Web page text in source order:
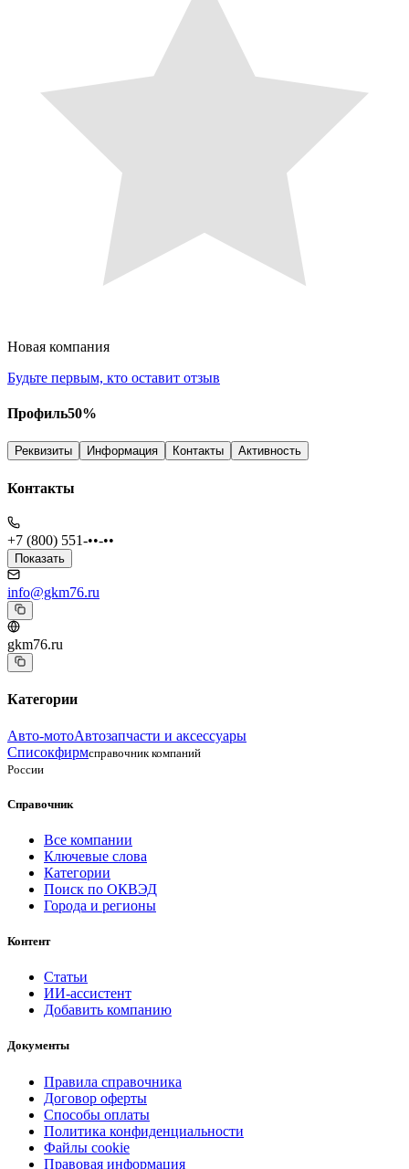
Новая компания
Будьте первым, кто оставит отзыв
Профиль50%
Реквизиты Информация Контакты Активность
Контакты
+7 (800) 551-••-••
Показать
info@gkm76.ru
gkm76.ru
Категории
Авто-мотоАвтозапчасти и аксессуары
Списокфирмсправочник компаний
России
Справочник
Все компании
Ключевые слова
Категории
Поиск по ОКВЭД
Города и регионы
Контент
Статьи
ИИ-ассистент
Добавить компанию
Документы
Правила справочника
Договор оферты
Способы оплаты
Политика конфиденциальности
Файлы cookie
Правовая информация